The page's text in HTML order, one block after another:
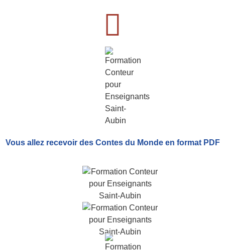
Vous allez recevoir des Contes du Monde en format PDF